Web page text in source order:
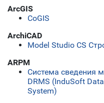
ArcGIS
CoGIS
ArchiCAD
Model Studio CS
ARPM
Система сведения
DRMS (InduSoft
System)